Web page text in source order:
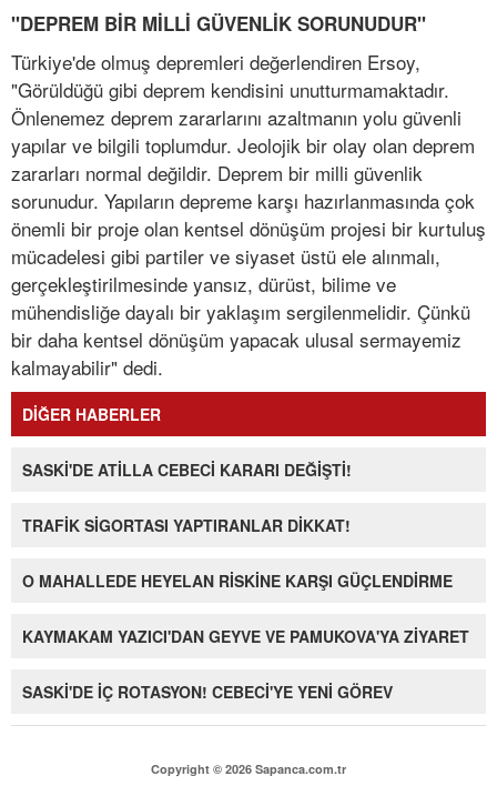
"DEPREM BİR MİLLİ GÜVENLİK SORUNUDUR"
Türkiye'de olmuş depremleri değerlendiren Ersoy,
"Görüldüğü gibi deprem kendisini unutturmamaktadır.
Önlenemez deprem zararlarını azaltmanın yolu güvenli
yapılar ve bilgili toplumdur. Jeolojik bir olay olan deprem
zararları normal değildir. Deprem bir milli güvenlik
sorunudur. Yapıların depreme karşı hazırlanmasında çok
önemli bir proje olan kentsel dönüşüm projesi bir kurtuluş
mücadelesi gibi partiler ve siyaset üstü ele alınmalı,
gerçekleştirilmesinde yansız, dürüst, bilime ve
mühendisliğe dayalı bir yaklaşım sergilenmelidir. Çünkü
bir daha kentsel dönüşüm yapacak ulusal sermayemiz
kalmayabilir" dedi.
DİĞER HABERLER
SASKİ'DE ATİLLA CEBECİ KARARI DEĞİŞTİ!
TRAFİK SİGORTASI YAPTIRANLAR DİKKAT!
O MAHALLEDE HEYELAN RİSKİNE KARŞI GÜÇLENDİRME
KAYMAKAM YAZICI'DAN GEYVE VE PAMUKOVA'YA ZİYARET
SASKİ'DE İÇ ROTASYON! CEBECİ'YE YENİ GÖREV
Copyright © 2026 Sapanca.com.tr